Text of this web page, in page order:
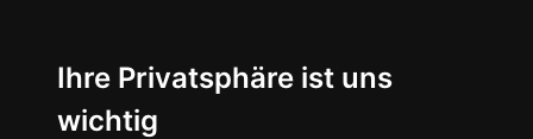
Ihre Privatsphäre ist uns
wichtig